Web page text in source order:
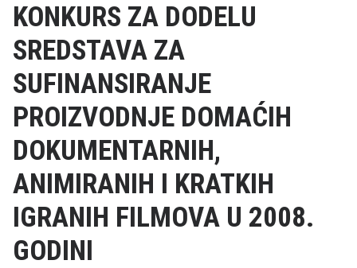
KONKURS ZA DODELU
SREDSTAVA ZA
SUFINANSIRANJE
PROIZVODNJE DOMAĆIH
DOKUMENTARNIH,
ANIMIRANIH I KRATKIH
IGRANIH FILMOVA U 2008.
GODINI